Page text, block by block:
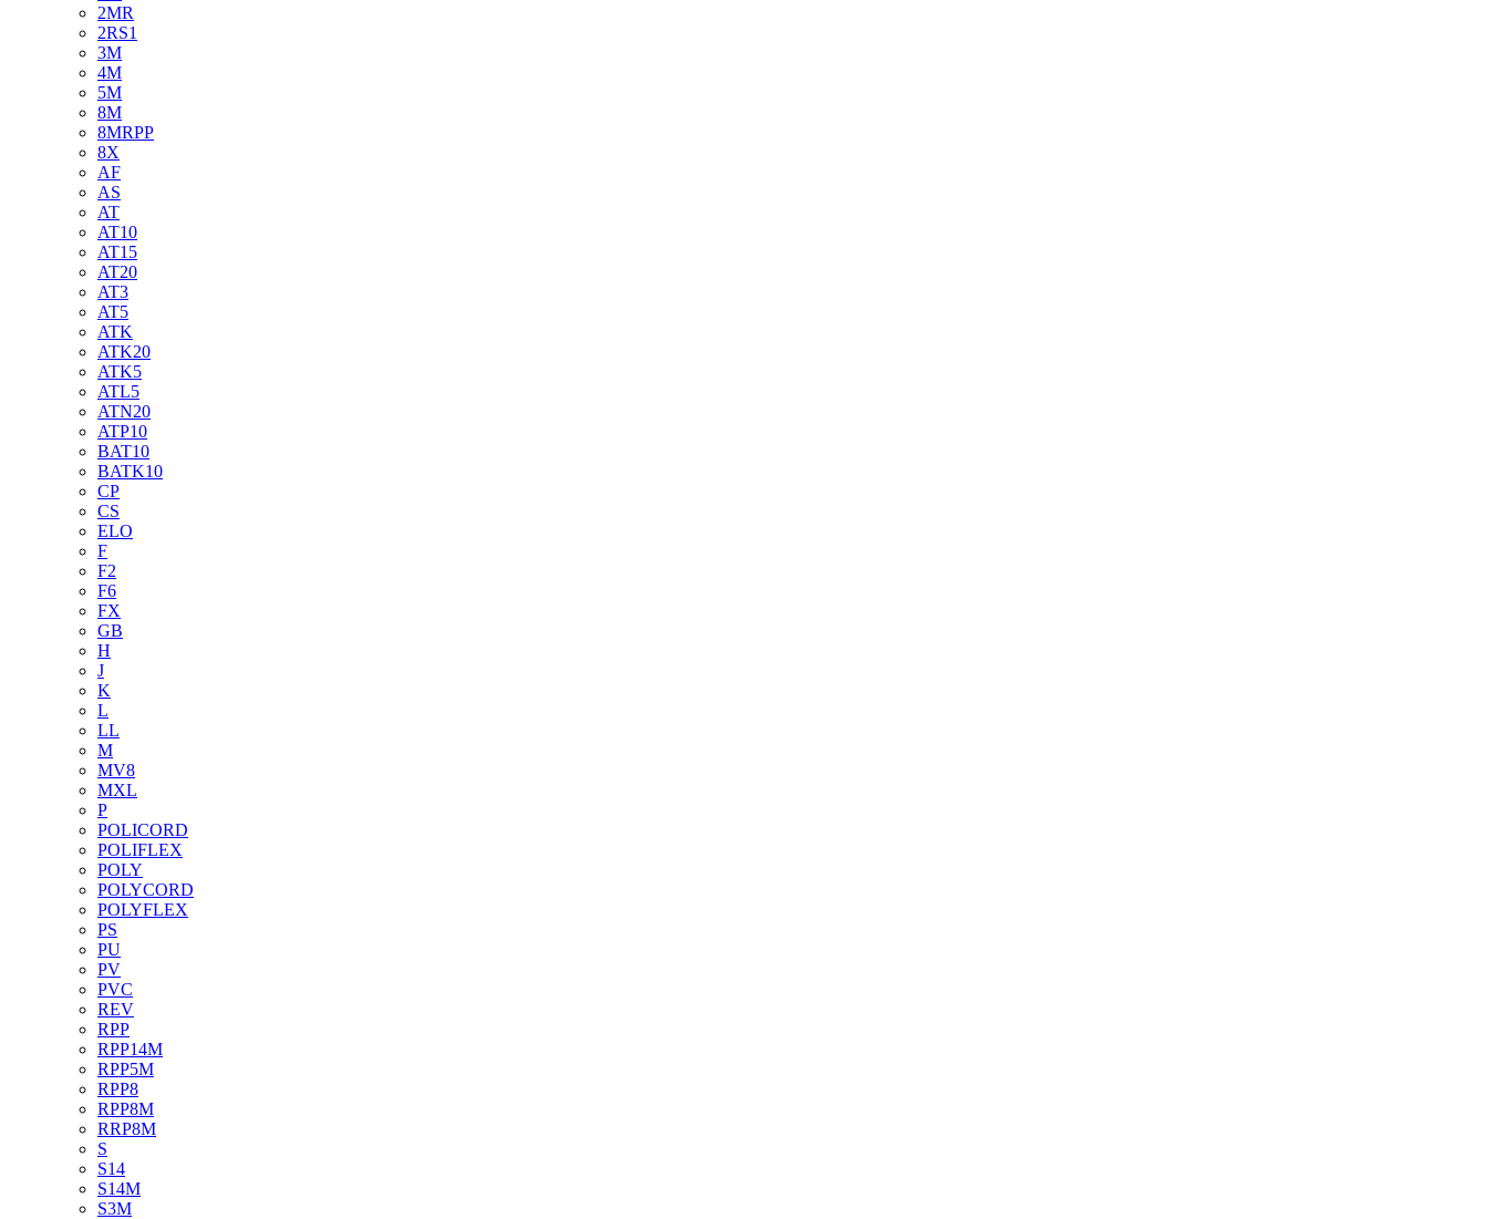
2MR
2RS1
3M
4M
5M
8M
8MRPP
8X
AF
AS
AT
AT10
AT15
AT20
AT3
AT5
ATK
ATK20
ATK5
ATL5
ATN20
ATP10
BAT10
BATK10
CP
CS
ELO
F
F2
F6
FX
GB
H
J
K
L
LL
M
MV8
MXL
P
POLICORD
POLIFLEX
POLY
POLYCORD
POLYFLEX
PS
PU
PV
PVC
REV
RPP
RPP14M
RPP5M
RPP8
RPP8M
RRP8M
S
S14
S14M
S3M